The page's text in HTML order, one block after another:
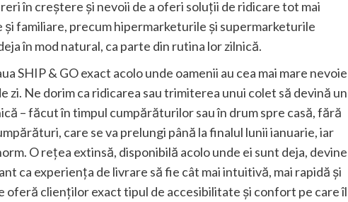
în creștere și nevoii de a oferi soluții de ridicare tot mai
familiare, precum hipermarketurile și supermarketurile
în mod natural, ca parte din rutina lor zilnică.
SHIP & GO exact acolo unde oamenii au cea mai mare nevoie
zi. Ne dorim ca ridicarea sau trimiterea unui colet să devină un
– făcut în timpul cumpărăturilor sau în drum spre casă, fără
care se va prelungi până la finalul lunii ianuarie, iar
O rețea extinsă, disponibilă acolo unde ei sunt deja, devine
ca experiența de livrare să fie cât mai intuitivă, mai rapidă și
oferă clienților exact tipul de accesibilitate și confort pe care îl